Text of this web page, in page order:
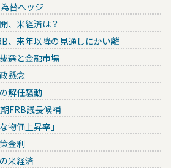
替ヘッジ
、米経済は？
、来年以降の見通しにかい離
選と金融市場
懸念
解任騒動
FRB議長候補
価上昇率」
金利
米経済